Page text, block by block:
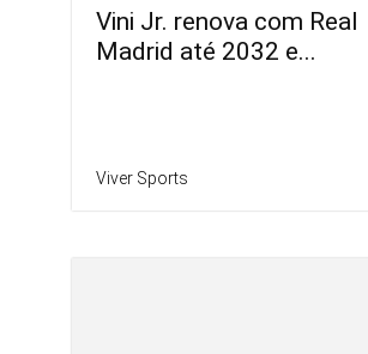
Vini Jr. renova com Real
Madrid até 2032 e...
Viver Sports